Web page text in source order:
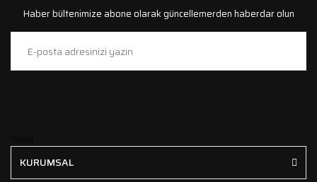
Haber bültenimize abone olarak güncellemerden haberdar olun
KURUMSAL